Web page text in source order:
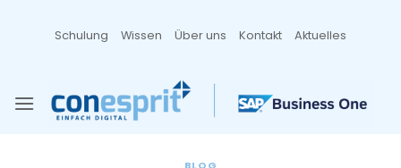
Schulung Wissen Über uns Kontakt Aktuelles